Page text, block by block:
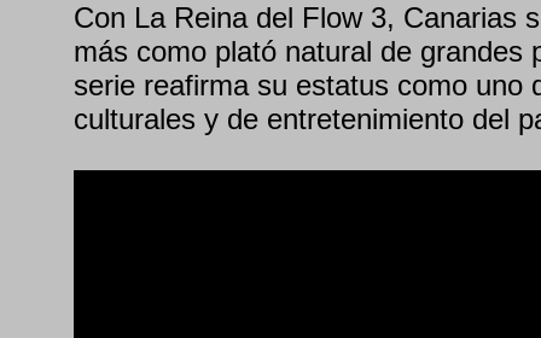
Con La Reina del Flow 3, Canarias
más como plató natural de grandes
serie reafirma su estatus como uno
culturales y de entretenimiento del